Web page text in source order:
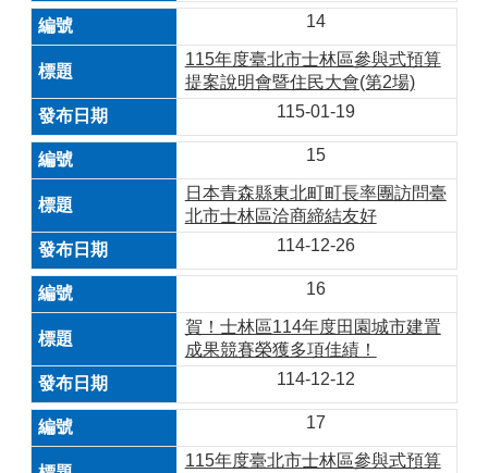
14
115年度臺北市士林區參與式預算
提案說明會暨住民大會(第2場)
115-01-19
15
日本青森縣東北町町長率團訪問臺
北市士林區洽商締結友好
114-12-26
16
賀！士林區114年度田園城市建置
成果競賽榮獲多項佳績！
114-12-12
17
115年度臺北市士林區參與式預算